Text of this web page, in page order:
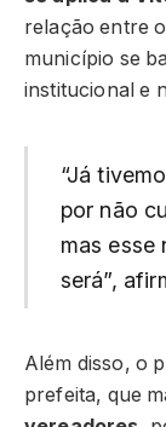
relação entre
município se
institucional e
“Já
por não
mas esse
será”,
Além disso, o
prefeita, que